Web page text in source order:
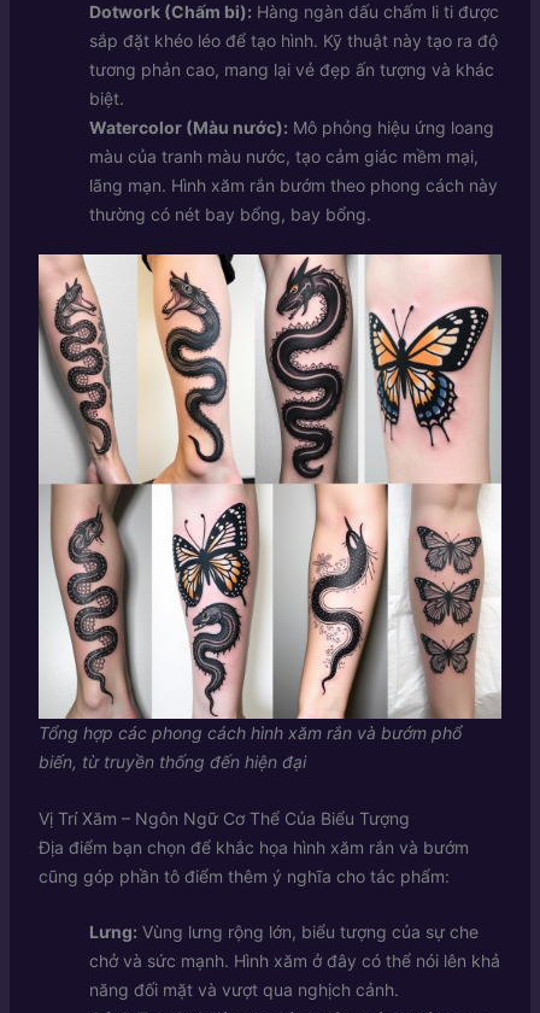
Dotwork (Chấm bi): Hàng ngàn dấu chấm li ti được
sắp đặt khéo léo để tạo hình. Kỹ thuật này tạo ra độ
tương phản cao, mang lại vẻ đẹp ấn tượng và khác
biệt.
Watercolor (Màu nước): Mô phỏng hiệu ứng loang
màu của tranh màu nước, tạo cảm giác mềm mại,
lãng mạn. Hình xăm rắn bướm theo phong cách này
thường có nét bay bổng, bay bổng.
Tổng hợp các phong cách hình xăm rắn và bướm phổ
biến, từ truyền thống đến hiện đại
Vị Trí Xăm – Ngôn Ngữ Cơ Thể Của Biểu Tượng
Địa điểm bạn chọn để khắc họa hình xăm rắn và bướm
cũng góp phần tô điểm thêm ý nghĩa cho tác phẩm:
Lưng: Vùng lưng rộng lớn, biểu tượng của sự che
chở và sức mạnh. Hình xăm ở đây có thể nói lên khả
năng đối mặt và vượt qua nghịch cảnh.